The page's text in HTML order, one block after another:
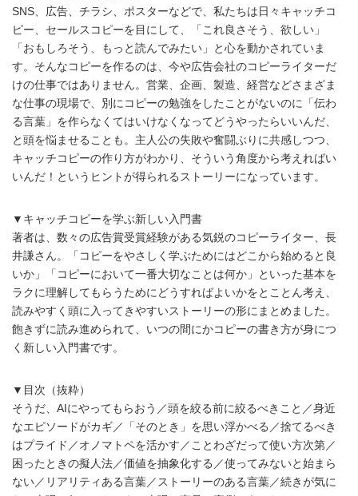
SNS、広告、チラシ、ポスターなどで、私たちは日々キャッチコ
ピー、セールスコピーを目にして、「これ良さそう、欲しい」
「おもしろそう、もっと読んでみたい」と心を動かされていま
す。そんなコピーを作るのは、今や広告会社のコピーライターだ
けの仕事ではありません。営業、企画、製造、経営などさまざま
な仕事の現場で、別にコピーの勉強をしたことがないのに「伝わ
る言葉」を作らなくてはいけなくなってどうやったらいいんだ、
と頭を悩ませることも。主人公の失敗や奮闘ぶりに共感しつつ、
キャッチコピーの作り方がわかり、そういう角度から考えればい
いんだ！というヒントが得られるストーリーになっています。
▼キャッチコピーを学ぶ新しい入門書
著者は、数々の広告賞受賞経験がある気鋭のコピーライター、長
井謙さん。「コピーをやさしく学ぶためにはどこから始めると良
いか」「コピーにおいて一番大切なことは何か」といった基本を
ラクに理解してもらうためにどうすればよいかをとことん考え、
読みやすく頭に入ってきやすいストーリーの形にまとめました。
飽きずに読み進められて、いつの間にかコピーの書き方が身につ
く新しい入門書です。
▼目次（抜粋）
そうだ、AIにやってもらおう／頭を絞る前に絞るべきこと／身近
なエピソードがカギ／「そのとき」を思い浮かべる／捨てるべき
はプライド／オノマトペを活かす／ことわざだって使い方次第／
困ったときの擬人法／価値を抽象化する／使ってみないと始まら
ない／リアリティある言葉／ストーリーのある言葉／続きが気に